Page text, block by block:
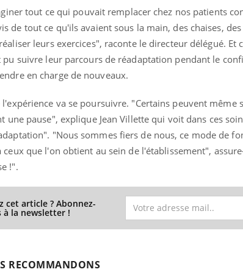
tout ce qui pouvait remplacer chez nos patients
de tout ce qu'ils avaient sous la main, des chaises,
leurs exercices", raconte le directeur délégué. Et
suivre leur parcours de réadaptation pendant le
en charge de nouveaux.
va se poursuivre. "Certains peuvent même
une pause", explique Jean Villette qui voit dans ces
"Nous sommes fiers de nous, ce mode de
ceux que l'on obtient au sein de l'établissement",
!".
cet article ? Abonnez-
à la newsletter !
RECOMMANDONS
pour
de la
ce qui la rend
Youtube
Insuline & Charge mentale : et
osait en parler??
reste entourée d'idées reçues chez les
patients comme parfois chez les